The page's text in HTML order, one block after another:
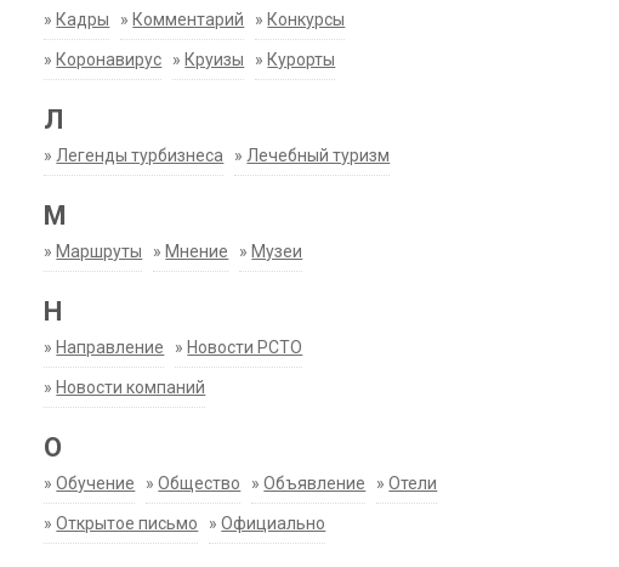
» Кадры » Комментарий » Конкурсы
» Коронавирус » Круизы » Курорты
Л
» Легенды турбизнеса » Лечебный туризм
М
» Маршруты » Мнение » Музеи
Н
» Направление » Новости РСТО
» Новости компаний
О
»Обучение »Общество »Объявление »Отели
»Открытое письмо »Официально